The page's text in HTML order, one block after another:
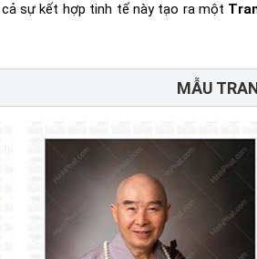
sự kết hợp tinh tế này tạo ra một
MẪU